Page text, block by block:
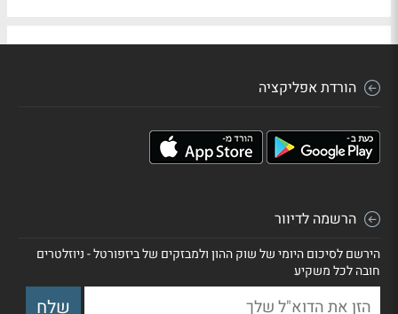
הורדת אפליקציה
הרשמה לדיוור
הירשם לסיכום היומי של שוק ההון ולמבזקים של ביזפורטל - ניוזלטרים
חובה לכל משקיע